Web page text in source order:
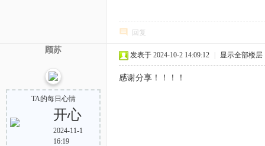
回复
顾苏
TA的每日心情
开心
2024-11-1
16:19
发表于 2024-10-2 14:09:12 显示全部楼层
感谢分享！！！！